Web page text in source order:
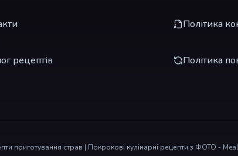
рецептів
Політика
Політика
приготування страв | Покрокові кулінарні рецепти з ФОТО -